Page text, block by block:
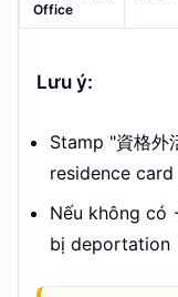
Office
Lưu ý:
Stamp "資格外
residence card
Nếu không có
bị deportation